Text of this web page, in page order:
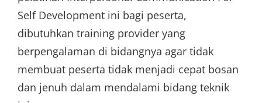
Self Development ini bagi peserta,
dibutuhkan training provider yang
berpengalaman di bidangnya agar tidak
membuat peserta tidak menjadi cepat bosan
dan jenuh dalam mendalami bidang teknik